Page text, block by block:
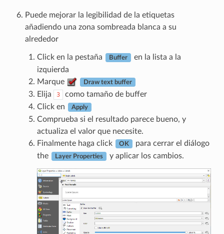
Puede mejorar la legibilidad de la etiquetas
añadiendo una zona sombreada blanca a su
alrededor
Click en la pestaña Buffer
en la lista a la
izquierda
Marque
Draw text buffer
Elija 3
como tamaño de buffer
Click en
Apply
Comprueba si el resultado parece bueno, y
actualiza el valor que necesite.
Finalmente haga click
OK
para cerrar el diálogo
the
Layer Properties y aplicar los cambios.